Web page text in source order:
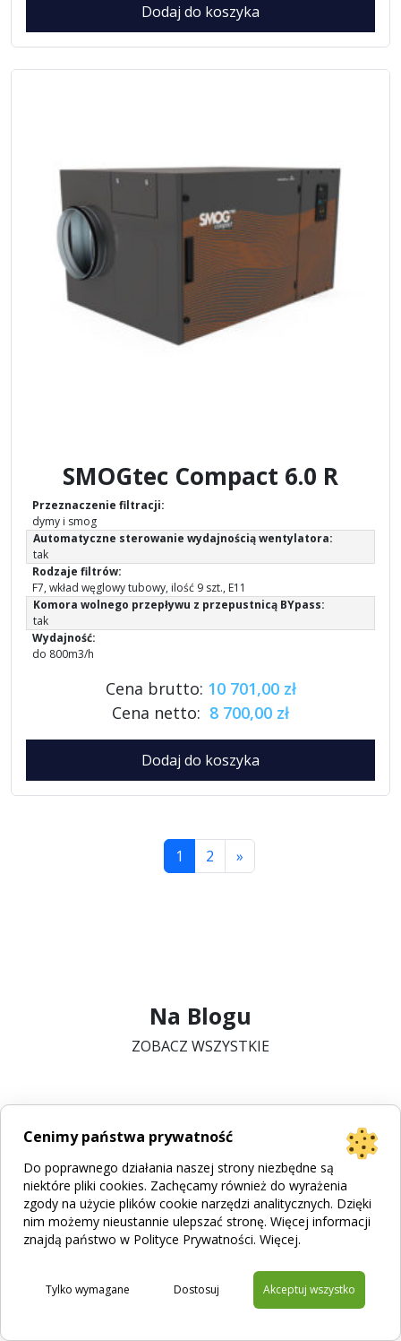
Dodaj do koszyka
SMOGtec Compact 6.0 R
Przeznaczenie filtracji:
dymy i smog
Automatyczne sterowanie wydajnością wentylatora:
tak
Rodzaje filtrów:
F7, wkład węglowy tubowy, ilość 9 szt., E11
Komora wolnego przepływu z przepustnicą BYpass:
tak
Wydajność:
do 800m3/h
Cena brutto: 10 701,00 zł
Cena netto: 8 700,00 zł
Dodaj do koszyka
1 2 »
Na Blogu
ZOBACZ WSZYSTKIE
Cenimy państwa prywatność
Do poprawnego działania naszej strony niezbędne są
niektóre pliki cookies. Zachęcamy również do wyrażenia
zgody na użycie plików cookie narzędzi analitycznych. Dzięki
nim możemy nieustannie ulepszać stronę. Więcej informacji
znajdą państwo w Polityce Prywatności. Więcej.
Dostosuj
Tylko wymagane Akceptuj wszystko